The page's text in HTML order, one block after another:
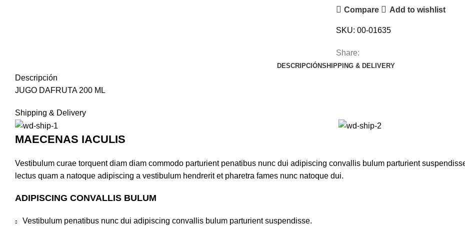
Compare Add to wishlist
SKU: 00-01635
Share:
DESCRIPCIÓNSHIPPING & DELIVERY
Descripción
JUGO DAFRUTA 200 ML
Shipping & Delivery
MAECENAS IACULIS
Vestibulum curae torquent diam diam commodo parturient penatibus nunc dui adipiscing convallis bulum parturient
lectus quam a natoque adipiscing a vestibulum hendrerit et pharetra fames nunc natoque dui.
ADIPISCING CONVALLIS BULUM
Vestibulum penatibus nunc dui adipiscing convallis bulum parturient suspendisse.